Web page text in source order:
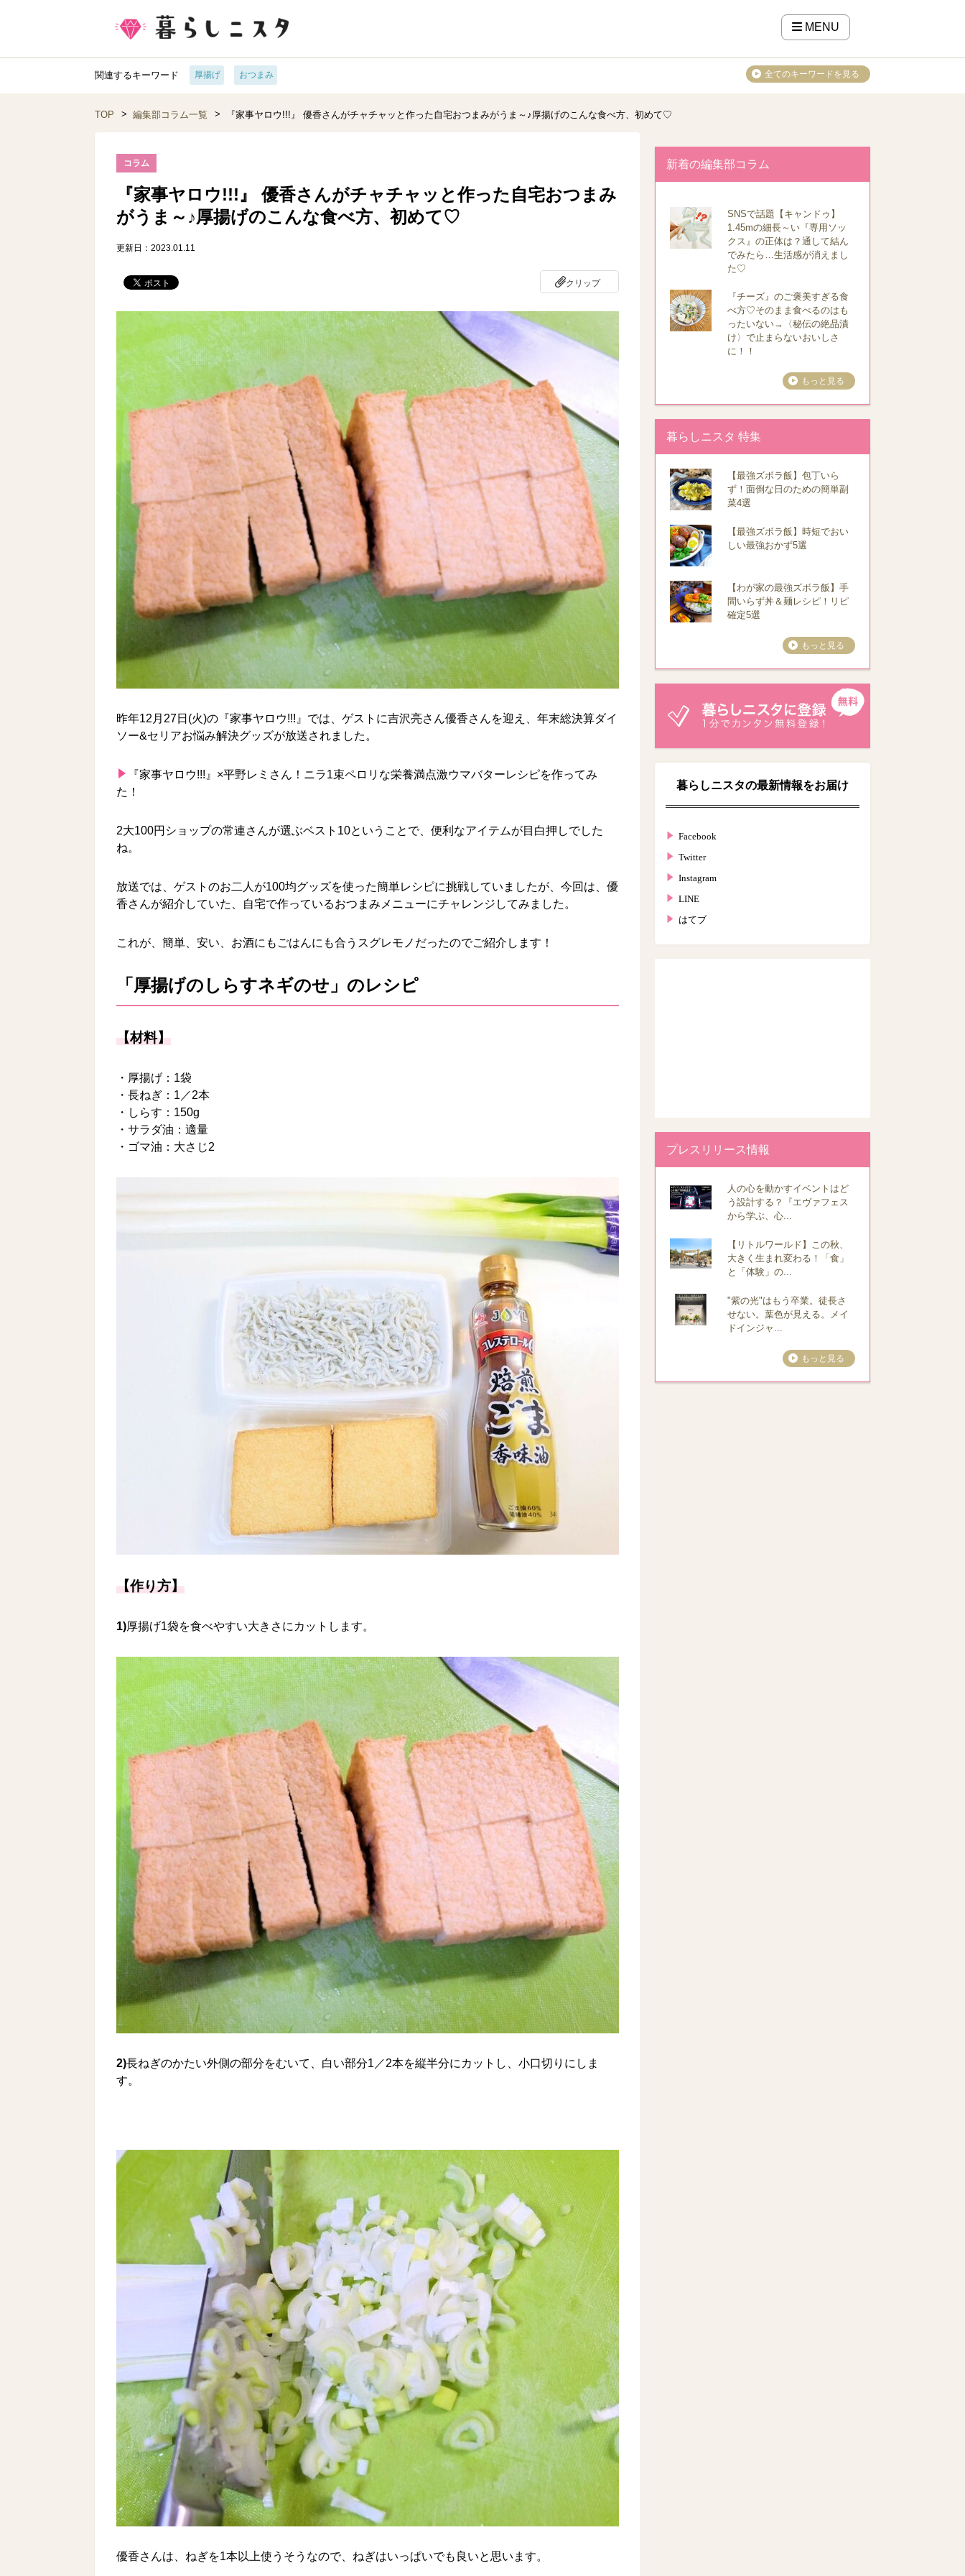
MENU
関連するキーワード 厚揚げ おつまみ 全てのキーワードを見る
TOP 編集部コラム一覧 『家事ヤロウ!!!』 優香さんがチャチャッと作った自宅おつまみがうま～♪厚揚げのこんな食べ方、初めて♡
コラム
『家事ヤロウ!!!』 優香さんがチャチャッと作った自宅おつまみ
がうま～♪厚揚げのこんな食べ方、初めて♡
更新日：2023.01.11
クリップ
昨年12月27日(火)の『家事ヤロウ!!!』では、ゲストに吉沢亮さん優香さんを迎え、年末総決算ダイ
ソー&セリアお悩み解決グッズが放送されました。
『家事ヤロウ!!!』×平野レミさん！ニラ1束ペロリな栄養満点激ウマバターレシピを作ってみ
た！
2大100円ショップの常連さんが選ぶベスト10ということで、便利なアイテムが目白押しでした
ね。
放送では、ゲストのお二人が100均グッズを使った簡単レシピに挑戦していましたが、今回は、優
香さんが紹介していた、自宅で作っているおつまみメニューにチャレンジしてみました。
これが、簡単、安い、お酒にもごはんにも合うスグレモノだったのでご紹介します！
「厚揚げのしらすネギのせ」のレシピ
【材料】
・厚揚げ：1袋
・長ねぎ：1／2本
・しらす：150g
・サラダ油：適量
・ゴマ油：大さじ2
【作り方】
1)厚揚げ1袋を食べやすい大きさにカットします。
2)長ねぎのかたい外側の部分をむいて、白い部分1／2本を縦半分にカットし、小口切りにしま
す。
優香さんは、ねぎを1本以上使うそうなので、ねぎはいっぱいでも良いと思います。
新着の編集部コラム
SNSで話題【キャンドゥ】
1.45mの細長～い『専用ソッ
クス』の正体は？通して結ん
でみたら…生活感が消えまし
た♡
『チーズ』のご褒美すぎる食
べ方♡そのまま食べるのはも
ったいない→〈秘伝の絶品漬
け〉で止まらないおいしさ
に！！
もっと見る
暮らしニスタ 特集
【最強ズボラ飯】包丁いら
ず！面倒な日のための簡単副
菜4選
【最強ズボラ飯】時短でおい
しい最強おかず5選
【わが家の最強ズボラ飯】手
間いらず丼＆麺レシピ！リピ
確定5選
もっと見る
暮らしニスタの最新情報をお届け
Facebook
Twitter
Instagram
LINE
はてブ
プレスリリース情報
人の心を動かすイベントはど
う設計する？『エヴァフェス
から学ぶ、心...
【リトルワールド】この秋、
大きく生まれ変わる！「食」
と「体験」の...
"紫の光"はもう卒業。徒長さ
せない。葉色が見える。メイ
ドインジャ...
もっと見る